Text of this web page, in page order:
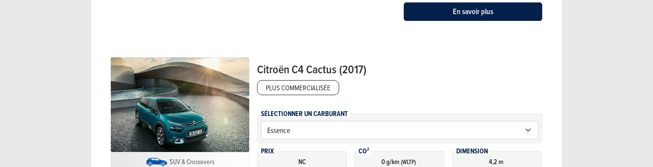
En savoir plus
SUV & Crossovers
CitroënC4 Cactus (2017)
PLUS COMMERCIALISÉE
SÉLECTIONNER UN CARBURANT
PRIX
NC
CO²
0 g/km(WLTP)
DIMENSION
4,2 m